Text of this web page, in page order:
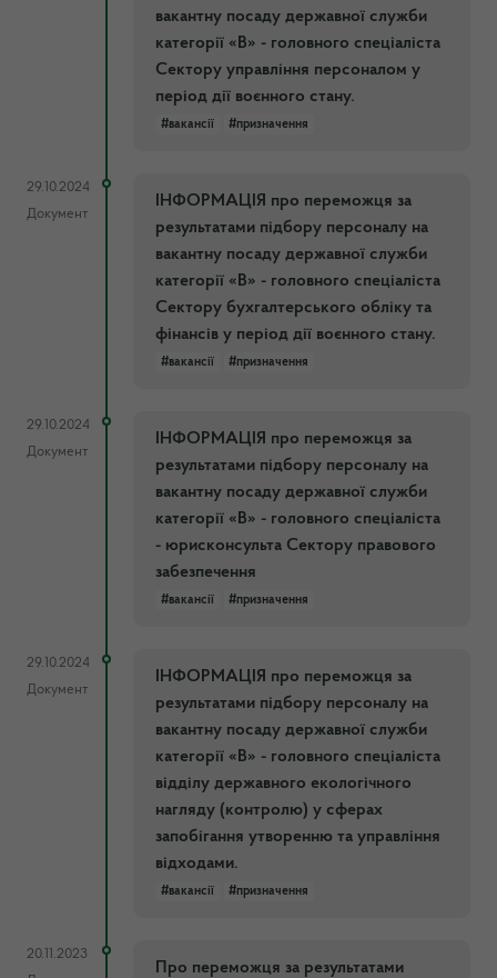
вакантну посаду державної служби
категорії «В» - головного спеціаліста
Сектору управління персоналом у
період дії воєнного стану.
#вакансії #призначення
29.10.2024
Документ
ІНФОРМАЦІЯ про переможця за
результатами підбору персоналу на
вакантну посаду державної служби
категорії «В» - головного спеціаліста
Сектору бухгалтерського обліку та
фінансів у період дії воєнного стану.
#вакансії #призначення
29.10.2024
Документ
ІНФОРМАЦІЯ про переможця за
результатами підбору персоналу на
вакантну посаду державної служби
категорії «В» - головного спеціаліста
- юрисконсульта Сектору правового
забезпечення
#вакансії #призначення
29.10.2024
Документ
ІНФОРМАЦІЯ про переможця за
результатами підбору персоналу на
вакантну посаду державної служби
категорії «В» - головного спеціаліста
відділу державного екологічного
нагляду (контролю) у сферах
запобігання утворенню та управління
відходами.
#вакансії #призначення
20.11.2023
Про переможця за результатами